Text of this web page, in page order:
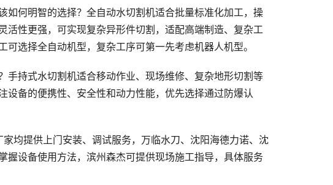
何明智的选择？全自动水切割机适合批量标准化加工，操
性更强，可实现复杂异形件切割，适配高端制造、复杂工
选择全自动机型，复杂工序可第一先考虑机器人机型。
持式水切割机适合移动作业、现场维修、复杂地形切割等
备的便携性、安全性和动力性能，优先选择通过防爆认
提供上门安装、调试服务，万临水刀、沈阳海德力诺、沈
握设备使用方法，滨州森杰可提供现场施工指导，具体服务